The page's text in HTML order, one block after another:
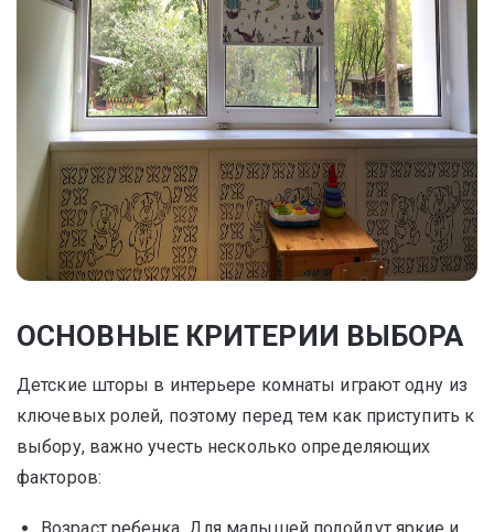
ОСНОВНЫЕ КРИТЕРИИ ВЫБОРА
Детские шторы в интерьере комнаты играют одну из
ключевых ролей, поэтому перед тем как приступить к
выбору, важно учесть несколько определяющих
факторов: